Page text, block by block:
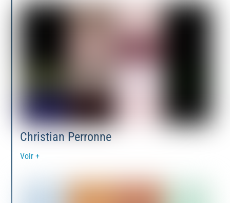
Christian Perronne
Voir +